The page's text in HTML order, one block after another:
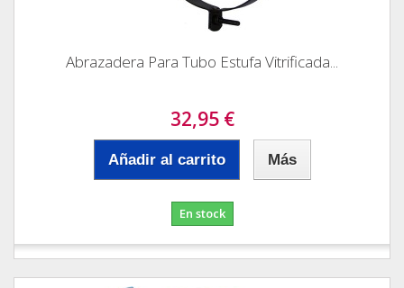
Abrazadera Para Tubo Estufa Vitrificada...
32,95 €
Añadir al carrito Más
En stock